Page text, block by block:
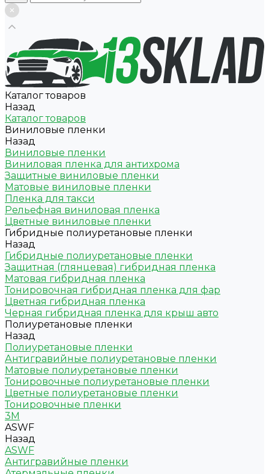
Каталог товаров
Назад
Каталог товаров
Виниловые пленки
Назад
Виниловые пленки
Виниловая пленка для антихрома
Защитные виниловые пленки
Матовые виниловые пленки
Пленка для такси
Рельефная виниловая пленка
Цветные виниловые пленки
Гибридные полиуретановые пленки
Назад
Гибридные полиуретановые пленки
Защитная (глянцевая) гибридная пленка
Матовая гибридная пленка
Тонировочная гибридная пленка для фар
Цветная гибридная пленка
Черная гибридная пленка для крыш авто
Полиуретановые пленки
Назад
Полиуретановые пленки
Антигравийные полиуретановые пленки
Матовые полиуретановые пленки
Тонировочные полиуретановые пленки
Цветные полиуретановые пленки
Тонировочные пленки
3M
ASWF
Назад
ASWF
Антигравийные пленки